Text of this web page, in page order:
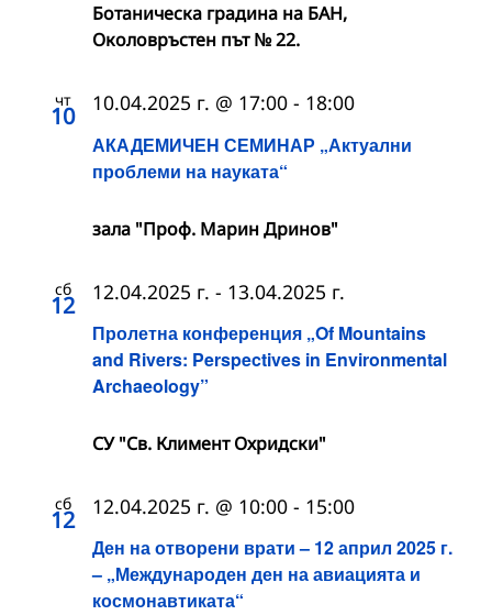
Ботаническа градина на БАН,
Околовръстен път № 22.
чт
10
АКАДЕМИЧЕН СЕМИНАР „Актуални
проблеми на науката“
10.04.2025 г. @ 17:00 - 18:00
зала "Проф. Марин Дринов"
сб
12
Пролетна конференция „Of Mountains
and Rivers: Perspectives in Environmental
Archaeology”
12.04.2025 г. - 13.04.2025 г.
СУ "Св. Климент Охридски"
сб
12
Ден на отворени врати – 12 април 2025 г.
– „Международен ден на авиацията и
космонавтиката“
12.04.2025 г. @ 10:00 - 15:00